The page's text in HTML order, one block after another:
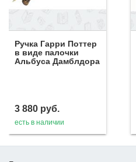
Ручка Гарри Поттер
в виде палочки
Альбуса Дамблдора
3 880 руб.
есть в наличии